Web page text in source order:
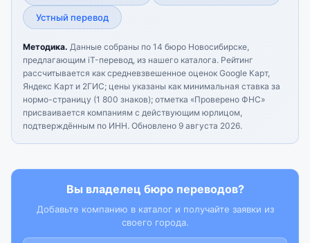
Устный перевод
Методика. Данные собраны по 14 бюро Новосибирске,
предлагающим iT-перевод, из нашего каталога. Рейтинг
рассчитывается как средневзвешенное оценок Google Карт,
Яндекс Карт и 2ГИС; цены указаны как минимальная ставка за
нормо-страницу (1 800 знаков); отметка «Проверено ФНС»
присваивается компаниям с действующим юрлицом,
подтверждённым по ИНН. Обновлено 9 августа 2026.
Вы владелец бюро переводов?
Добавьте компанию в каталог и получайте заявки из
своего города.